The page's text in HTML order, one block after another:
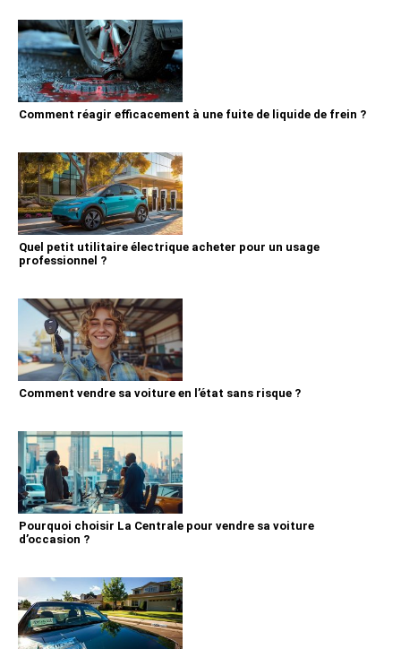
Comment réagir efficacement à une fuite de liquide de frein ?
Quel petit utilitaire électrique acheter pour un usage
professionnel ?
Comment vendre sa voiture en l’état sans risque ?
Pourquoi choisir La Centrale pour vendre sa voiture
d’occasion ?